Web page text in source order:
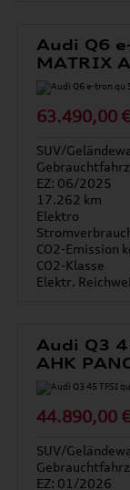
Audi Q6
MATRIX
63.490,00 €
SUV/
EZ: 06/2025
17.262 km
Elektro
CO2-Emission
CO2-Klasse
Audi Q3
AHK
44.890,00 €
SUV/
EZ: 01/2026